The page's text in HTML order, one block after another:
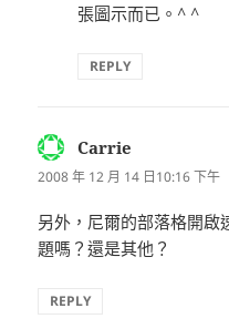
張圖示而已。^ ^
REPLY
Carrie
示:
2008 年 12 月 14 日10:16 下午
另外，尼爾的部落格開啟
題嗎？還是其他？
REPLY